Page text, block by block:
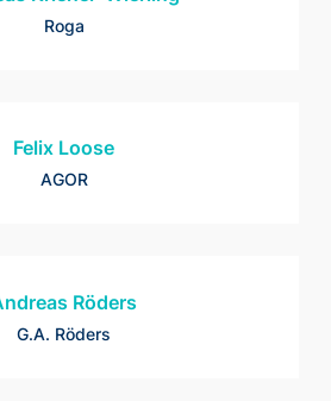
Roga
Felix Loose
AGOR
Röders
G.A. Röders